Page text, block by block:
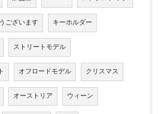
ございます キーホルダー
ストリートモデル
オフロードモデル クリスマス
オーストリア ウィーン